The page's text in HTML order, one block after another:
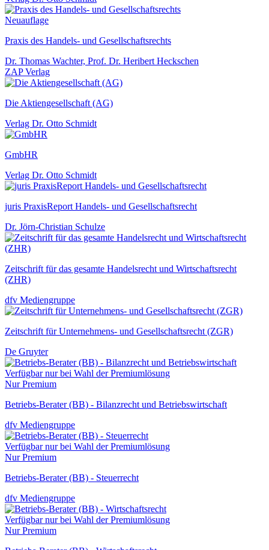
Neuauflage
Praxis des Handels- und Gesellschaftsrechts
Dr. Thomas Wachter, Prof. Dr. Heribert Heckschen
ZAP Verlag
Die Aktiengesellschaft (AG)
Verlag Dr. Otto Schmidt
GmbHR
Verlag Dr. Otto Schmidt
juris PraxisReport Handels- und Gesellschaftsrecht
Dr. Jörn-Christian Schulze
Zeitschrift für das gesamte Handelsrecht und Wirtschaftsrecht
(ZHR)
dfv Mediengruppe
Zeitschrift für Unternehmens- und Gesellschaftsrecht (ZGR)
De Gruyter
Verfügbar nur bei Wahl der Premiumlösung
Nur Premium
Betriebs-Berater (BB) - Bilanzrecht und Betriebswirtschaft
dfv Mediengruppe
Verfügbar nur bei Wahl der Premiumlösung
Nur Premium
Betriebs-Berater (BB) - Steuerrecht
dfv Mediengruppe
Verfügbar nur bei Wahl der Premiumlösung
Nur Premium